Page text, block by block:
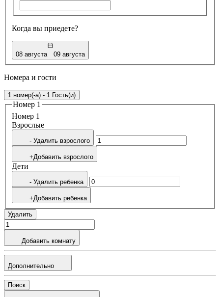
Когда вы приедете?
08 августа 09 августа
Номера и гости
1 номер(-а) - 1 Гость(и)
Номер 1
Номер 1
Bзрослые
- Удалить взрослого
+Добавить взрослого
Дети
- Удалить ребенка
+Добавить ребенка
Удалить
Добавить комнату
Дополнительно
Поиск